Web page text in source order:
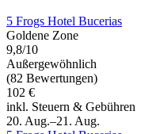
5 Frogs Hotel Bucerias
Goldene Zone
9,8/10
Außergewöhnlich
(82 Bewertungen)
102 €
inkl. Steuern & Gebühren
20. Aug.–21. Aug.